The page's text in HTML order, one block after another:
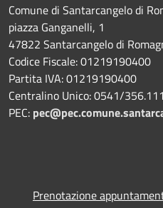
Comune di Santarcangelo di
piazza Ganganelli, 1
47822 Santarcangelo di
Codice Fiscale: 01219190400
Partita IVA: 01219190400
Centralino Unico: 0541/356.111
PEC:
Prenotazione